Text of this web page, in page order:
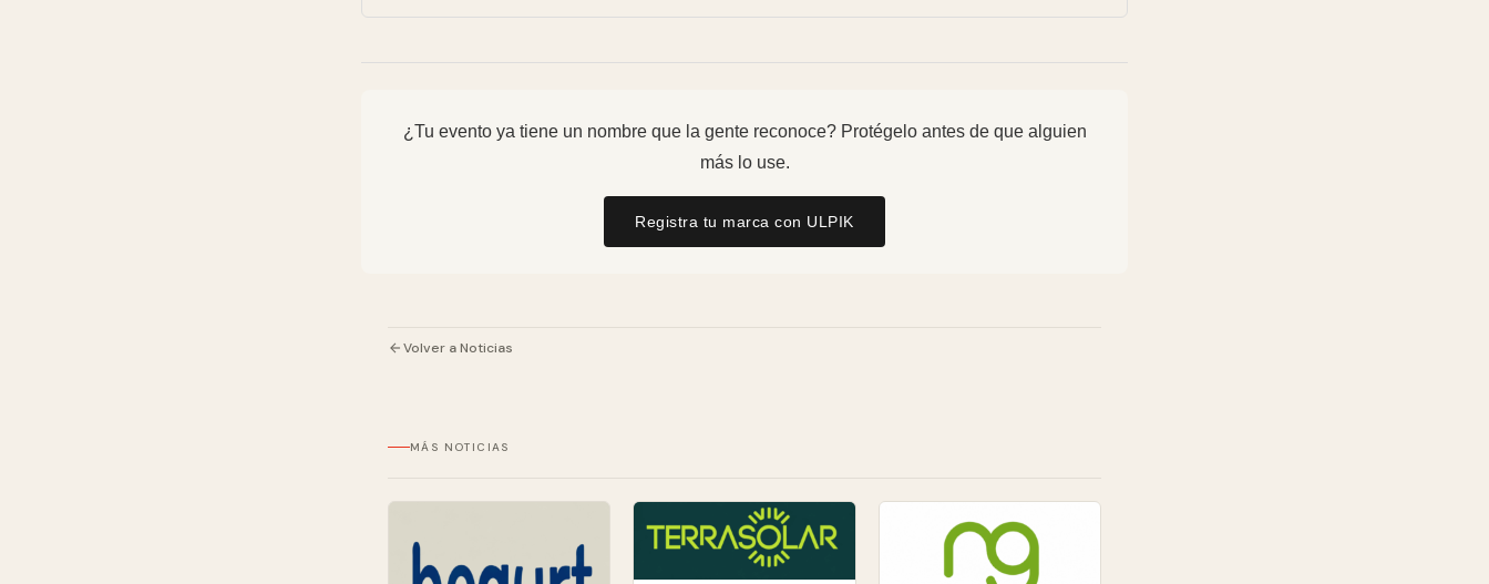
¿Tu evento ya tiene un nombre que la gente reconoce? Protégelo antes de que alguien
más lo use.
Registra tu marca con ULPIK
Volver a Noticias
MÁS NOTICIAS